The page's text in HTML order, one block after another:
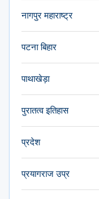
नागपुर महाराष्ट्र
पटना बिहार
पाथाखेड़ा
पुरातत्व इतिहास
प्रदेश
प्रयागराज उप्र